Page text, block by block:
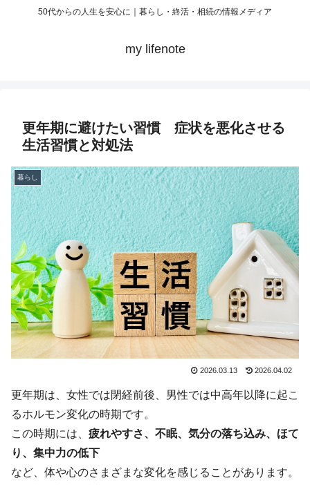
50代からの人生を安心に｜暮らし・終活・相続の情報メディア
my lifenote
更年期に避けたい習慣 症状を悪化させる
生活習慣と対処法
暮らし
2026.03.13 2026.04.02
更年期は、女性では閉経前後、男性では中高年以降に起こ
るホルモン変化の時期です。
この時期には、 疲れやすさ、不眠、気分の落ち込み、ほて
り、集中力の低下
など、体や心のさまざまな変化を感じることがあります。